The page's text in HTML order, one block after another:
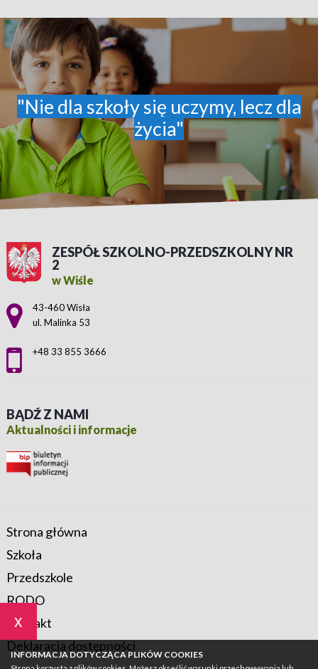
x
INFORMACJA DOTYCZĄCA PLIKÓW COOKIES
"Nie dla szkoły się uczymy, lecz dla
życia"
ZESPÓŁ SZKOLNO-PRZEDSZKOLNY NR
2
w Wiśle
Adres pocztowy:
43-460 Wisła
ul. Malinka 53
+48 33 855 3666
BĄDŹ Z NAMI
Aktualności i informacje
Strona główna
Szkoła
Przedszkole
RODO
Kontakt
Deklaracja dostępności